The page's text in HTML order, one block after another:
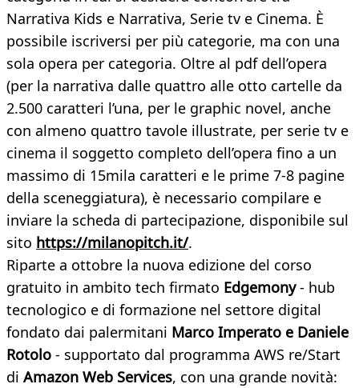
Narrativa Kids e Narrativa, Serie tv e Cinema. È
possibile iscriversi per più categorie, ma con una
sola opera per categoria. Oltre al pdf dell’opera
(per la narrativa dalle quattro alle otto cartelle da
2.500 caratteri l’una, per le graphic novel, anche
con almeno quattro tavole illustrate, per serie tv e
cinema il soggetto completo dell’opera fino a un
massimo di 15mila caratteri e le prime 7-8 pagine
della sceneggiatura), è necessario compilare e
inviare la scheda di partecipazione, disponibile sul
sito https://milanopitch.it/.
Riparte a ottobre la nuova edizione del corso
gratuito in ambito tech firmato Edgemony- hub
tecnologico e di formazione nel settore digital
fondato dai palermitani Marco Imperato e Daniele
Rotolo - supportato dal programma AWS re/Start
di Amazon Web Services, con una grande novità: